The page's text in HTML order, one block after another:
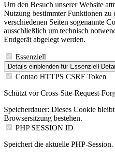
Um den Besuch unserer Website
Nutzung bestimmter Funktionen
verschiedenen Seiten sogenannte
ausschließlich um technisch
Endgerät abgelegt werden.
Essenziell
Details einblenden für Essenziell
Contao HTTPS CSRF Token
Schützt vor Cross-Site-Request-
Speicherdauer: Dieses Cookie
Browsersitzung bestehen.
PHP SESSION ID
Speichert die aktuelle PHP-Session.